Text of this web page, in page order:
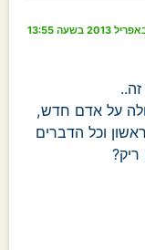
על אדם חדש,
וכל הדברים
ריק?